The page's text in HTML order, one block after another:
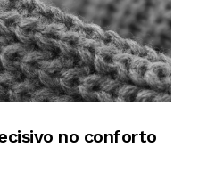
no conforto